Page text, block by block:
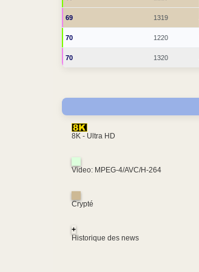
69 1319
70 1220
70 1320
8K - Ultra HD
Video: MPEG-4/AVC/H-264
Crypté
+
Historique des news